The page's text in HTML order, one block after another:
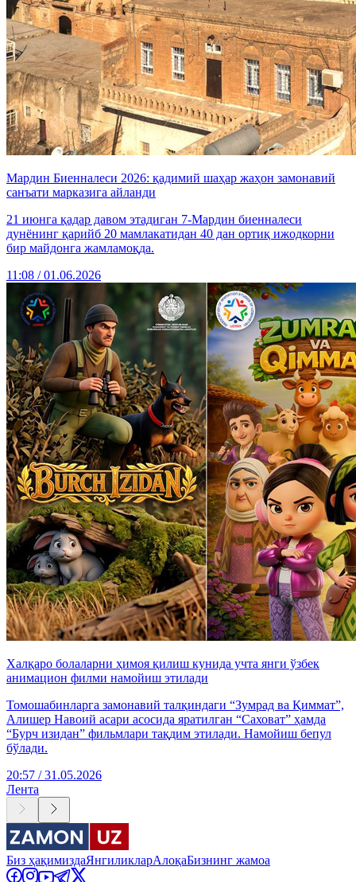
Мардин Биенналеси 2026: қадимий шаҳар жаҳон замонавий
санъати марказига айланди
21 июнга қадар давом этадиган 7-Мардин биенналеси
дунёнинг қарийб 20 мамлакатидан 40 дан ортиқ ижодкорни
бир майдонга жамламоқда.
11:08 / 01.06.2026
Халқаро болаларни ҳимоя қилиш кунида учта янги ўзбек
анимацион филми намойиш этилади
Томошабинларга замонавий талқиндаги “Зумрад ва Қиммат”,
Алишер Навоий асари асосида яратилган “Саховат” ҳамда
“Бурч изидан” фильмлари тақдим этилади. Намойиш бепул
бўлади.
20:57 / 31.05.2026
Лента
Биз ҳақимиздаЯнгиликларАлоқаБизнинг жамоа